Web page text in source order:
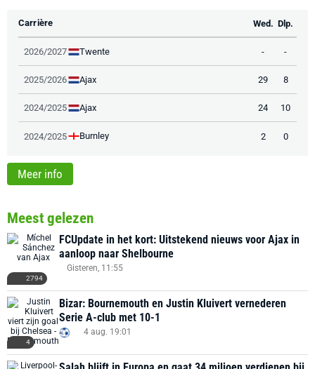
Carrière Wed. Dlp.
2026/2027 Twente - -
2025/2026 Ajax 29 8
2024/2025 Ajax 24 10
2024/2025 Burnley 2 0
Meer info
Meest gelezen
2794
FCUpdate in het kort: Uitstekend nieuws voor Ajax in
aanloop naar Shelbourne
Gisteren, 11:55
4
Bizar: Bournemouth en Justin Kluivert vernederen
Serie A-club met 10-1
4 aug. 19:01